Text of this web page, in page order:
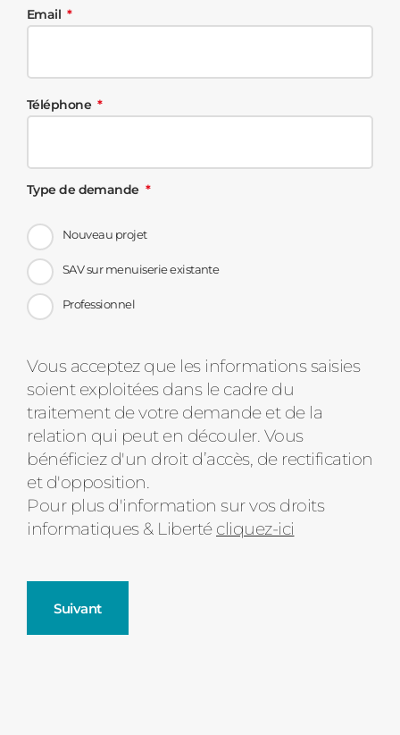
Email
Téléphone
Type de demande
Nouveau projet
SAV sur menuiserie existante
Professionnel
Message
d'état
Vous acceptez que les informations saisies
soient exploitées dans le cadre du
traitement de votre demande et de la
relation qui peut en découler. Vous
bénéficiez d'un droit d’accès, de rectification
et d'opposition.
Pour plus d'information sur vos droits
informatiques & Liberté cliquez-ici
Suivant